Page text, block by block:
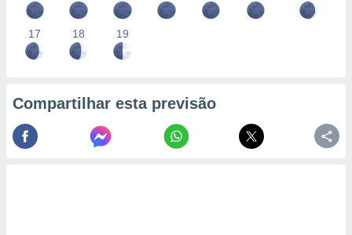
17 18 19
Compartilhar esta previsão